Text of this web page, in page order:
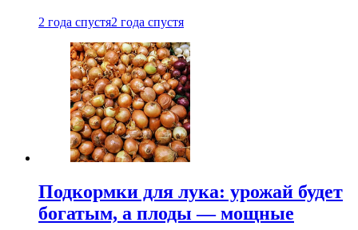
2 года спустя2 года спустя
Подкормки для лука: урожай будет
богатым, а плоды — мощные